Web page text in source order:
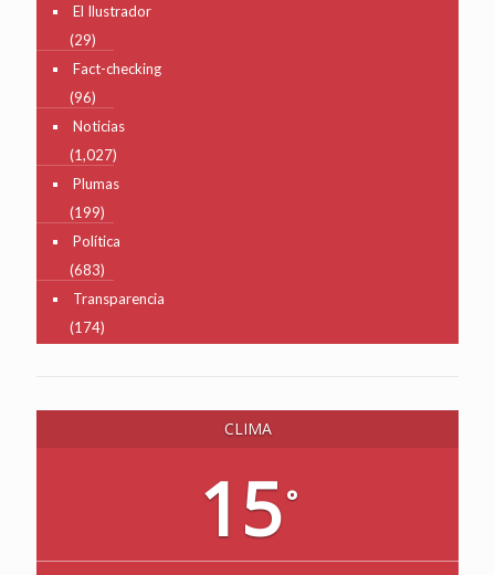
El Ilustrador
(29)
Fact-checking
(96)
Noticias
(1,027)
Plumas
(199)
Política
(683)
Transparencia
(174)
CLIMA
15°